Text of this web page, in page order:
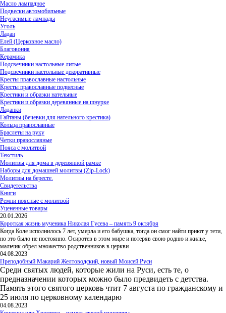
Масло лампадное
Подвески автомобильные
Неугасимые лампады
Уголь
Ладан
Елей (Церковное масло)
Благовония
Керамика
Подсвечники настольные литые
Подсвечники настольные декоративные
Кресты православные настольные
Кресты православные подвесные
Крестики и образки нательные
Крестики и образки деревянные на шнурке
Ладанки
Гайтаны (бечевки для нательного крестика)
Кольца православные
Браслеты на руку
Четки православные
Пояса с молитвой
Текстиль
Молитвы для дома в деревянной рамке
Наборы для домашней молитвы (Zip-Lock)
Молитвы на бересте.
Свидетельства
Книги
Ремни поясные с молитвой
Уцененные товары
20.01.2026
Короткая жизнь мученика Николая Гусева – память 9 октября
Когда Коле исполнилось 7 лет, умерла и его бабушка, тогда он смог найти приют у тети,
но это было не постоянно. Осиротев в этом мире и потеряв свою родню и жилье,
мальчик обрел множество родственников в церкви
04.08.2023
Преподобный Макарий Желтоводский, новый Моисей Руси
Среди святых людей, которые жили на Руси, есть те, о
предназначении которых можно было предвидеть с детства.
Память этого святого церковь чтит 7 августа по гражданскому и
25 июля по церковному календарю
04.08.2023